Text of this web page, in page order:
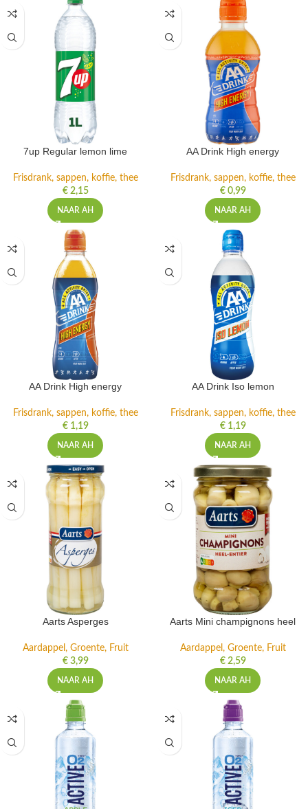
7up Regular lemon lime
Frisdrank, sappen, koffie, thee
€2,15
NAAR AH
AA Drink High energy
Frisdrank, sappen, koffie, thee
€0,99
NAAR AH
AA Drink High energy
Frisdrank, sappen, koffie, thee
€1,19
NAAR AH
AA Drink Iso lemon
Frisdrank, sappen, koffie, thee
€1,19
NAAR AH
Aarts Asperges
Aardappel, Groente, Fruit
€3,99
NAAR AH
Aarts Mini champignons heel
Aardappel, Groente, Fruit
€2,59
NAAR AH